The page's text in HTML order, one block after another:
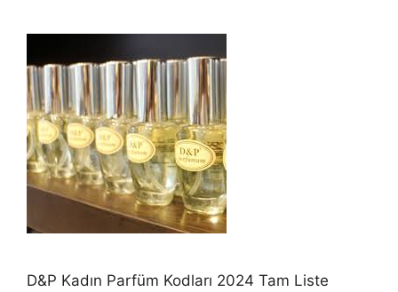
D&P Kadın Parfüm Kodları 2024 Tam Liste